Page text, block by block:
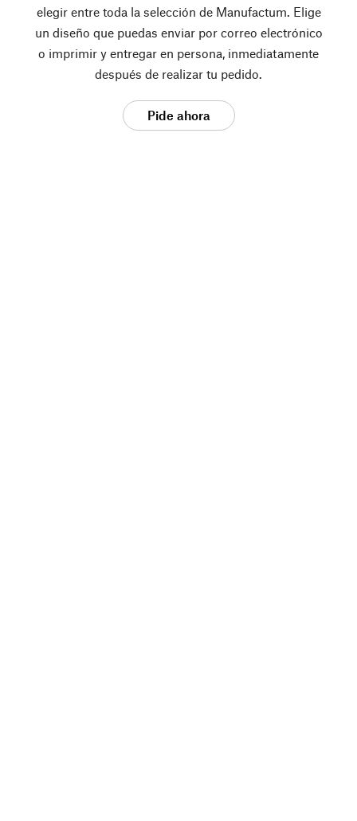
elegir entre toda la selección de Manufactum. Elige
un diseño que puedas enviar por correo electrónico
o imprimir y entregar en persona, inmediatamente
después de realizar tu pedido.
Pide ahora